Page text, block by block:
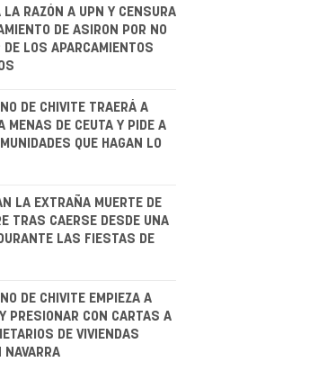
LA RAZÓN A UPN Y CENSURA
DE ASIRON POR NO
DE LOS APARCAMIENTOS
DE CHIVITE TRAERÁ A
MENAS DE CEUTA Y PIDE A
QUE HAGAN LO
LA EXTRAÑA MUERTE DE
TRAS CAERSE DESDE UNA
LAS FIESTAS DE
DE CHIVITE EMPIEZA A
PRESIONAR CON CARTAS A
DE VIVIENDAS
NAVARRA